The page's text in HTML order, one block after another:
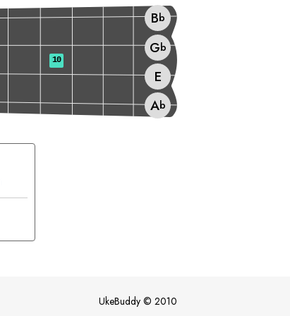
Ab
E
Gb
Bb
10
UkeBuddy © 2010